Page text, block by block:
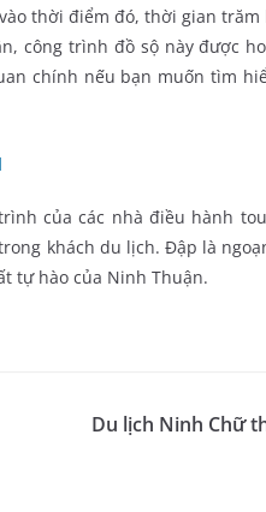
thời điểm đó, thời gian
công trình đồ sộ này được
chính nếu bạn muốn tìm
của các nhà điều hành
khách du lịch. Đập là
tự hào của Ninh Thuận.
Du lịch Ninh Chữ